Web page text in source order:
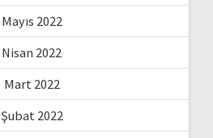
Mayıs 2022
Nisan 2022
Mart 2022
Şubat 2022